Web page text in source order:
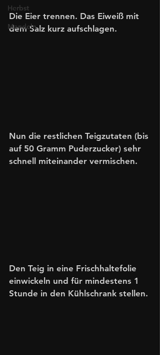
Herbst
Mandeln
Die Eier trennen. Das Eiweiß mit
dem Salz kurz aufschlagen.
Nun die restlichen Teigzutaten (bis
auf 50 Gramm Puderzucker) sehr
schnell miteinander vermischen.
Den Teig in eine Frischhaltefolie
einwickeln und für mindestens 1
Stunde in den Kühlschrank stellen.